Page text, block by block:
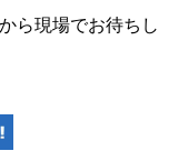
ら現場でお待ちし